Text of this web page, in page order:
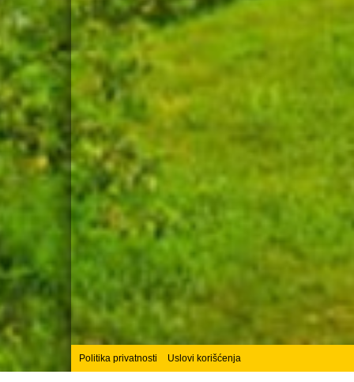
Politika privatnosti Uslovi korišćenja